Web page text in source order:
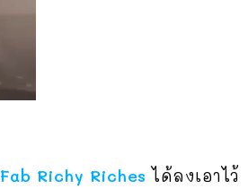
Fab Richy Riches ได้ลงเอาไว้